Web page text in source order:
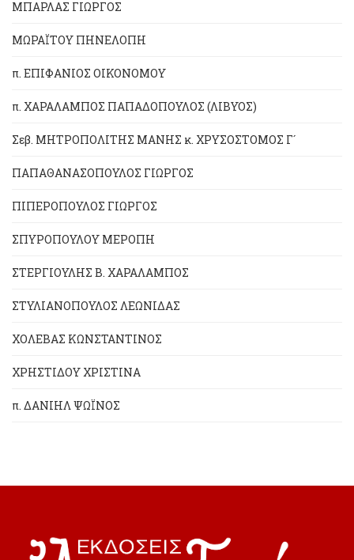
ΜΠΑΡΛΑΣ ΓΙΩΡΓΟΣ
ΜΩΡΑΪΤΟΥ ΠΗΝΕΛΟΠΗ
π. ΕΠΙΦΑΝΙΟΣ ΟΙΚΟΝΟΜΟΥ
π. ΧΑΡΑΛΑΜΠΟΣ ΠΑΠΑΔΟΠΟΥΛΟΣ (ΛΙΒΥΟΣ)
Σεβ. ΜΗΤΡΟΠΟΛΙΤΗΣ ΜΑΝΗΣ κ. ΧΡΥΣΟΣΤΟΜΟΣ Γ´
ΠΑΠΑΘΑΝΑΣΟΠΟΥΛΟΣ ΓΙΩΡΓΟΣ
ΠΙΠΕΡΟΠΟΥΛΟΣ ΓΙΩΡΓΟΣ
ΣΠΥΡΟΠΟΥΛΟΥ ΜΕΡΟΠΗ
ΣΤΕΡΓΙΟΥΛΗΣ Β. ΧΑΡΑΛΑΜΠΟΣ
ΣΤΥΛΙΑΝΟΠΟΥΛΟΣ ΛΕΩΝΙΔΑΣ
ΧΟΛΕΒΑΣ ΚΩΝΣΤΑΝΤΙΝΟΣ
ΧΡΗΣΤΙΔΟΥ ΧΡΙΣΤΙΝΑ
π. ΔΑΝΙΗΛ ΨΩΪΝΟΣ